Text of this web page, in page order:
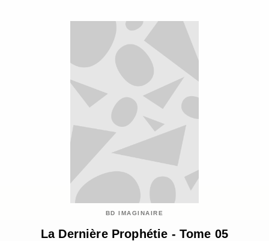
BD IMAGINAIRE
La Dernière Prophétie - Tome 05